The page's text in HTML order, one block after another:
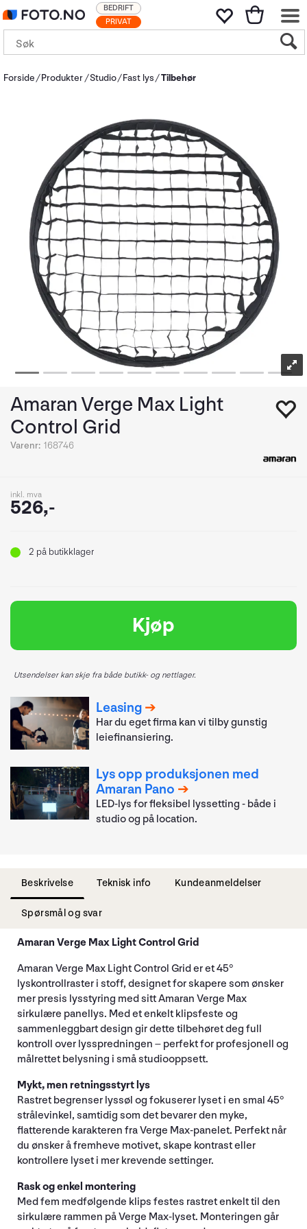
PRIVAT
BEDRIFT
Forside Produkter Studio Fast lys Tilbehør
Amaran Verge Max Light
Control Grid
Varenr: 168746
inkl. mva
526,-
2 på butikklager
Kjøp
Utsendelser kan skje fra både butikk- og nettlager.
Leasing
Har du eget firma kan vi tilby gunstig
leiefinansiering.
Lys opp produksjonen med
Amaran Pano
LED-lys for fleksibel lyssetting - både i
studio og på location.
Beskrivelse Teknisk info Kundeanmeldelser
Spørsmål og svar
Amaran Verge Max Light Control Grid
Amaran Verge Max Light Control Grid er et 45°
lyskontrollraster i stoff, designet for skapere som ønsker
mer presis lysstyring med sitt Amaran Verge Max
sirkulære panellys. Med et enkelt klipsfeste og
sammenleggbart design gir dette tilbehøret deg full
kontroll over lysspredningen – perfekt for profesjonell og
målrettet belysning i små studiooppsett.
Mykt, men retningsstyrt lys
Rastret begrenser lyssøl og fokuserer lyset i en smal 45°
strålevinkel, samtidig som det bevarer den myke,
flatterende karakteren fra Verge Max-panelet. Perfekt når
du ønsker å fremheve motivet, skape kontrast eller
kontrollere lyset i mer krevende settinger.
Rask og enkel montering
Med fem medfølgende klips festes rastret enkelt til den
sirkulære rammen på Verge Max-lyset. Monteringen går